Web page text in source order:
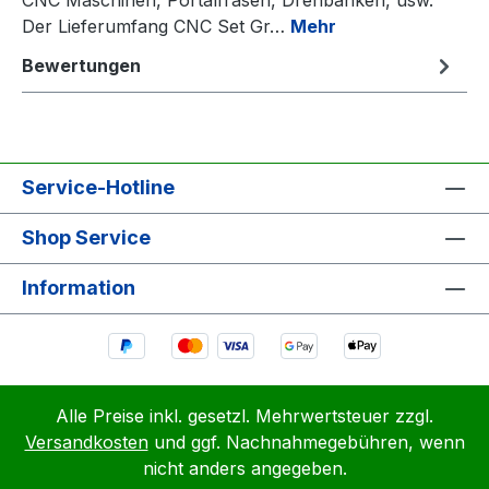
Der Lieferumfang CNC Set Gr… Mehr
Bewertungen
Service-Hotline
Shop Service
Information
Alle Preise inkl. gesetzl. Mehrwertsteuer zzgl.
Versandkostenund ggf. Nachnahmegebühren, wenn
nicht anders angegeben.